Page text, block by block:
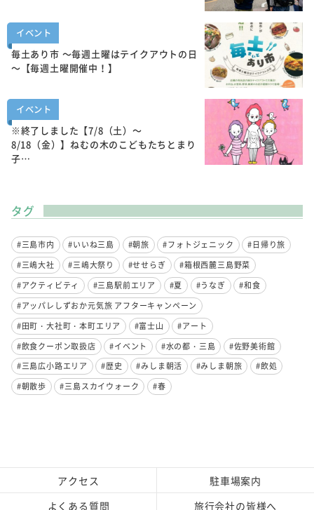
イベント
毎土あり市 ～毎週土曜はテイクアウトの日
～【毎週土曜開催中！】
イベント
※終了しました【7/8（土）～
8/18（金）】ねむの木のこどもたちとまり
子…
タグ
#三島市内 #いいね三島 #朝旅 #フォトジェニック
#日帰り旅
#三嶋大社
#三嶋大祭り #せせらぎ
#箱根西麓三島野菜
#アクティビティ
#三島駅前エリア #夏 #うなぎ
#和食
#アッパレしずおか元気旅 アフターキャンペーン
#田町・大社町・本町エリア
#富士山
#アート
#飲食クーポン取扱店
#イベント #水の都・三島
#佐野美術館
#三島広小路エリア
#歴史 #みしま朝活 #みしま朝旅
#飲処
#朝散歩
#三島スカイウォーク #春
アクセス
駐車場案内
よくある質問
旅行会社の皆様へ